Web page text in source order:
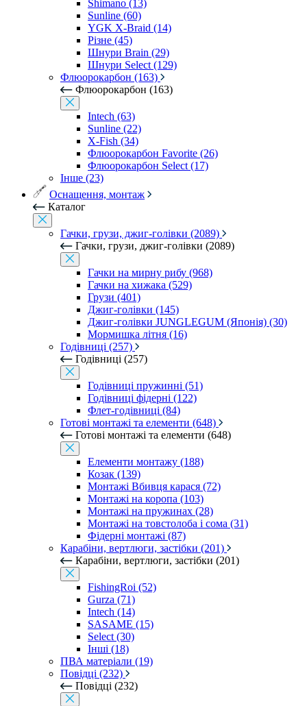
Shimano (13)
Sunline (60)
YGK X-Braid (14)
Різне (45)
Шнури Brain (29)
Шнури Select (129)
Флюорокарбон (163)
Флюорокарбон (163)
Intech (63)
Sunline (22)
X-Fish (34)
Флюорокарбон Favorite (26)
Флюорокарбон Select (17)
Інше (23)
Оснащення, монтаж
Каталог
Гачки, грузи, джиг-голівки (2089)
Гачки, грузи, джиг-голівки (2089)
Гачки на мирну рибу (968)
Гачки на хижака (529)
Грузи (401)
Джиг-голівки (145)
Джиг-голівки JUNGLEGUM (Японія) (30)
Мормишка літня (16)
Годівниці (257)
Годівниці (257)
Годівниці пружинні (51)
Годівниці фідерні (122)
Флет-годівниці (84)
Готові монтажі та елементи (648)
Готові монтажі та елементи (648)
Елементи монтажу (188)
Козак (139)
Монтажі Вбивця карася (72)
Монтажі на коропа (103)
Монтажі на пружинах (28)
Монтажі на товстолоба і сома (31)
Фідерні монтажі (87)
Карабіни, вертлюги, застібки (201)
Карабіни, вертлюги, застібки (201)
FishingRoi (52)
Gurza (71)
Intech (14)
SASAME (15)
Select (30)
Інші (18)
ПВА матеріали (19)
Повідці (232)
Повідці (232)